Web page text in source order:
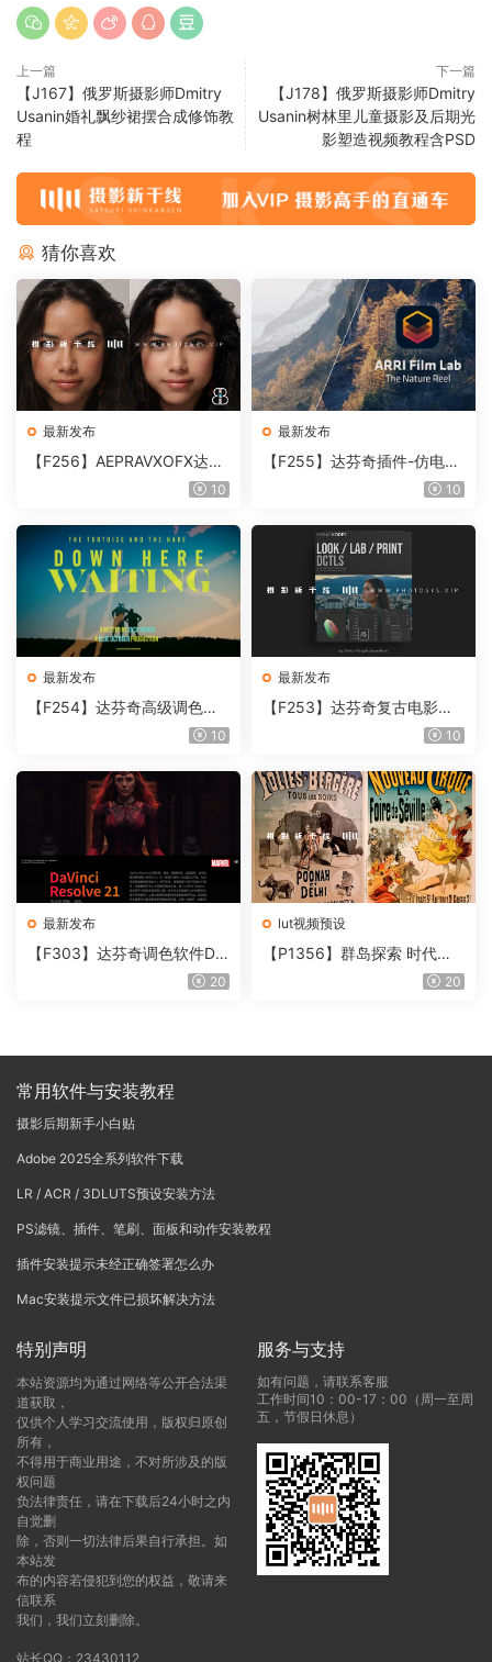
上一篇
【J167】俄罗斯摄影师Dmitry
Usanin婚礼飘纱裙摆合成修饰教
程
下一篇
【J178】俄罗斯摄影师Dmitry
Usanin树林里儿童摄影及后期光
影塑造视频教程含PSD
猜你喜欢
最新发布
【F256】AEPRAVXOFX达芬
奇视频人像磨皮润肤美颜插件
10
最新发布
【F255】达芬奇插件-仿电影
胶片视频调色插件 ARRI Film
10
最新发布
【F254】达芬奇高级调色插
件 Contour V2.2.2 WinMac10
最新发布
【F253】达芬奇复古电影胶
片质感DCTL节点调色预设 M
T V4.0
10
最新发布
【F303】达芬奇调色软件Da
Vinci Resolve Studio21.0.320
lut视频预设
【P1356】群岛探索 时代马
戏团 – QUEST 60 调色预设A
20
常用软件与安装教程
摄影后期新手小白贴
Adobe 2025全系列软件下载
LR / ACR / 3DLUTS预设安装方法
PS滤镜、插件、笔刷、面板和动作安装教程
插件安装提示未经正确签署怎么办
Mac安装提示文件已损坏解决方法
特别声明
本站资源均为通过网络等公开合法渠
道获取，
仅供个人学习交流使用，版权归原创
所有，
不得用于商业用途，不对所涉及的版
权问题
负法律责任，请在下载后24小时之内
自觉删
除，否则一切法律后果自行承担。如
本站发
布的内容若侵犯到您的权益，敬请来
信联系
我们，我们立刻删除。
站长QQ：23430112
服务与支持
如有问题，请联系客服
工作时间10：00-17：00（周一至周
五，节假日休息）